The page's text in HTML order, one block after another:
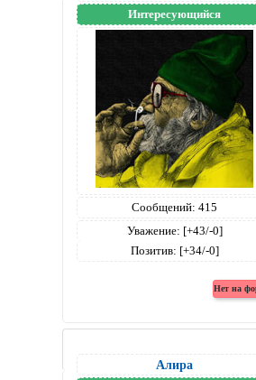
Интересующийся
Сообщений: 415
Уважение: [+43/-0]
Позитив: [+34/-0]
Алира